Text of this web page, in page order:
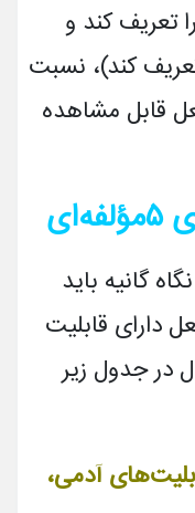
تعریف کند و
کند)، نسبت
قابل مشاهده
۵مؤلفه­‌ای
گانیه باید
دارای قابلیت
در جدول زیر
آدمی،